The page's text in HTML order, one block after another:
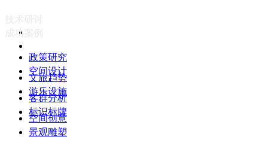
政策研究
文旅趋势
客群分析
空间创意
成功案例
空间设计
游乐设施
标识标牌
景观雕塑